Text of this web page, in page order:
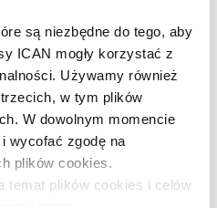
są niezbędne do tego, aby
ICAN mogły korzystać z
Używamy również
w tym plików
W dowolnym momencie
wycofać zgodę na
plików cookies.
temat plików cookies i celów
tylko rozgrywaną tysiąc
lat temu… aktor
serialu
lub trenerem, a może